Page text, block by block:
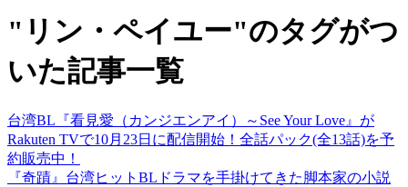
"リン・ペイユー"のタグがつ
いた記事一覧
台湾BL『看見愛（カンジエンアイ）～See Your Love』が
Rakuten TVで10月23日に配信開始！全話パック(全13話)を予
約販売中！
『奇蹟』台湾ヒットBLドラマを手掛けてきた脚本家の小説